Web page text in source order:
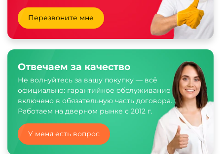
Перезвоните мне
Отвечаем за качество
Не волнуйтесь за вашу покупку — всё
официально: гарантийное обслуживание
включено в обязательную часть договора.
Работаем на дверном рынке с 2012 г.
У меня есть вопрос